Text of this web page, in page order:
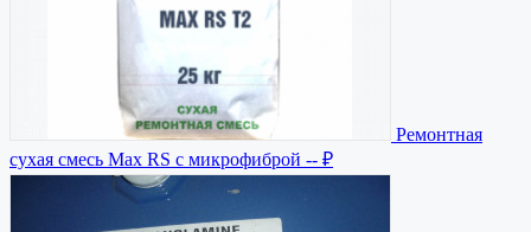
Ремонтная
сухая смесь Max RS с микрофиброй -- ₽